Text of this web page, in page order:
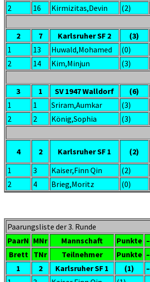
2
16 Kirmizitas,Devin (2)
2 7 Karlsruher SF 2 (3)
1
13 Huwald,Mohamed (0)
2
14 Kim,Minjun (3)
3 1 SV 1947 Walldorf (6)
1
1 Sriram,Aumkar (3)
2
2 König,Sophia (3)
4 2 Karlsruher SF 1 (2)
1
3 Kaiser,Finn Qin (2)
2
4 Brieg,Moritz (0)
Paarungsliste der 3. Runde
PaarN MNr Mannschaft Punkte –
Brett
TNr Teilnehmer Punkte –
1
2 Karlsruher SF 1 (1) –